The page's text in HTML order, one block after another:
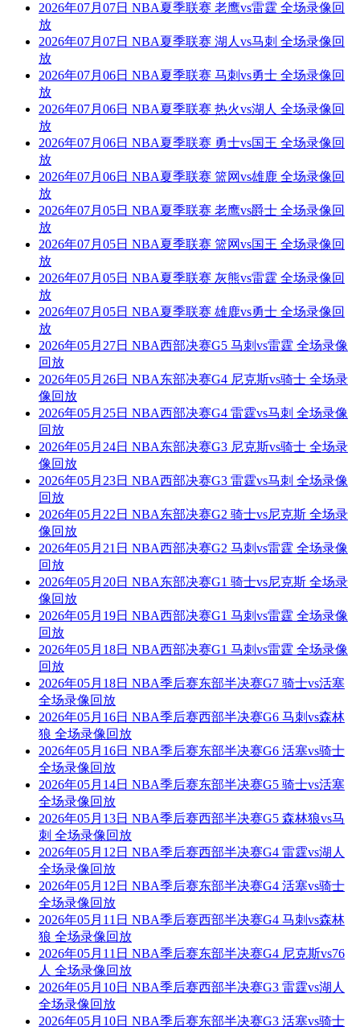
2026年07月07日 NBA夏季联赛 老鹰vs雷霆 全场录像回
放
2026年07月07日 NBA夏季联赛 湖人vs马刺 全场录像回
放
2026年07月06日 NBA夏季联赛 马刺vs勇士 全场录像回
放
2026年07月06日 NBA夏季联赛 热火vs湖人 全场录像回
放
2026年07月06日 NBA夏季联赛 勇士vs国王 全场录像回
放
2026年07月06日 NBA夏季联赛 篮网vs雄鹿 全场录像回
放
2026年07月05日 NBA夏季联赛 老鹰vs爵士 全场录像回
放
2026年07月05日 NBA夏季联赛 篮网vs国王 全场录像回
放
2026年07月05日 NBA夏季联赛 灰熊vs雷霆 全场录像回
放
2026年07月05日 NBA夏季联赛 雄鹿vs勇士 全场录像回
放
2026年05月27日 NBA西部决赛G5 马刺vs雷霆 全场录像
回放
2026年05月26日 NBA东部决赛G4 尼克斯vs骑士 全场录
像回放
2026年05月25日 NBA西部决赛G4 雷霆vs马刺 全场录像
回放
2026年05月24日 NBA东部决赛G3 尼克斯vs骑士 全场录
像回放
2026年05月23日 NBA西部决赛G3 雷霆vs马刺 全场录像
回放
2026年05月22日 NBA东部决赛G2 骑士vs尼克斯 全场录
像回放
2026年05月21日 NBA西部决赛G2 马刺vs雷霆 全场录像
回放
2026年05月20日 NBA东部决赛G1 骑士vs尼克斯 全场录
像回放
2026年05月19日 NBA西部决赛G1 马刺vs雷霆 全场录像
回放
2026年05月18日 NBA西部决赛G1 马刺vs雷霆 全场录像
回放
2026年05月18日 NBA季后赛东部半决赛G7 骑士vs活塞
全场录像回放
2026年05月16日 NBA季后赛西部半决赛G6 马刺vs森林
狼 全场录像回放
2026年05月16日 NBA季后赛东部半决赛G6 活塞vs骑士
全场录像回放
2026年05月14日 NBA季后赛东部半决赛G5 骑士vs活塞
全场录像回放
2026年05月13日 NBA季后赛西部半决赛G5 森林狼vs马
刺 全场录像回放
2026年05月12日 NBA季后赛西部半决赛G4 雷霆vs湖人
全场录像回放
2026年05月12日 NBA季后赛东部半决赛G4 活塞vs骑士
全场录像回放
2026年05月11日 NBA季后赛西部半决赛G4 马刺vs森林
狼 全场录像回放
2026年05月11日 NBA季后赛东部半决赛G4 尼克斯vs76
人 全场录像回放
2026年05月10日 NBA季后赛西部半决赛G3 雷霆vs湖人
全场录像回放
2026年05月10日 NBA季后赛东部半决赛G3 活塞vs骑士